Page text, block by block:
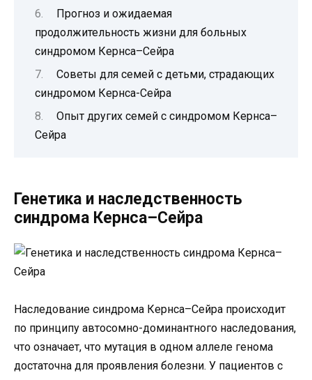
Прогноз и ожидаемая
продолжительность жизни для больных
синдромом Кернса–Сейра
Советы для семей с детьми, страдающих
синдромом Кернса-Сейра
Опыт других семей с синдромом Кернса–
Сейра
Генетика и наследственность
синдрома Кернса–Сейра
Наследование синдрома Кернса–Сейра происходит
по принципу автосомно-доминантного наследования,
что означает, что мутация в одном аллеле генома
достаточна для проявления болезни. У пациентов с